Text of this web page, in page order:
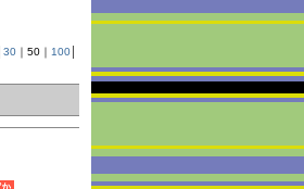
30 ｜ 50 ｜ 100